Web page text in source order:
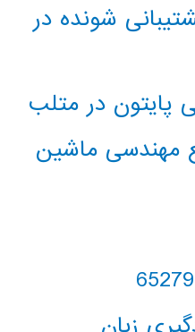
شونده در
پایتون در متلب
مهندسی ماشین